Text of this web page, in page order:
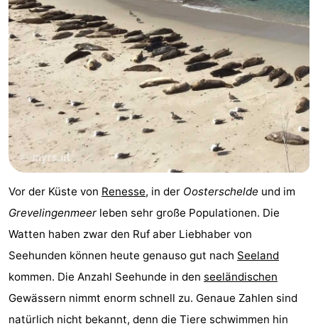
Julianahoeve
-
Livingstone
-
Port
Greve
-
Port
Zélande
-
Resort
Haamstede
-
Résidence
't
Hof
van
Haamstede
-
Schouwen
-
Schouwse
Valleien
-
Soeten
Haert
-
Wijde
Blick
-
Zeeland
-
Vor der Küste von Renesse, in der Oosterschelde und im
Grevelingenmeer leben sehr große Populationen. Die
Watten haben zwar den Ruf aber Liebhaber von
Seehunden können heute genauso gut nach Seeland
kommen. Die Anzahl Seehunde in den seeländischen
Gewässern nimmt enorm schnell zu. Genaue Zahlen sind
natürlich nicht bekannt, denn die Tiere schwimmen hin